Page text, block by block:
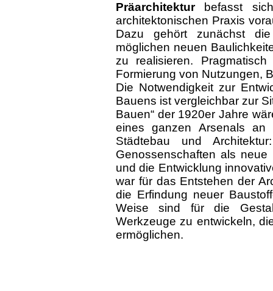
Präarchitekturbefasst
architektonischen Praxis
Dazu gehört zunächst
möglichen neuen
zu realisieren.
Formierung von Nutzungen,
Die Notwendigkeit zur
Bauens ist vergleichbar zur
Bauen“ der 1920er Jahre
eines ganzen Arsenals an
Städtebau und
Genossenschaften als
und die Entwicklung
war für das Entstehen der
die Erfindung neuer
Weise sind für die
Werkzeuge zu entwickeln,
ermöglichen.